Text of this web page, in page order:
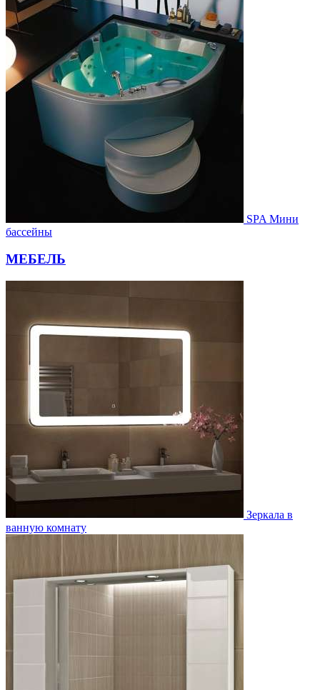
SPA Мини
бассейны
МЕБЕЛЬ
Зеркала в
ванную комнату